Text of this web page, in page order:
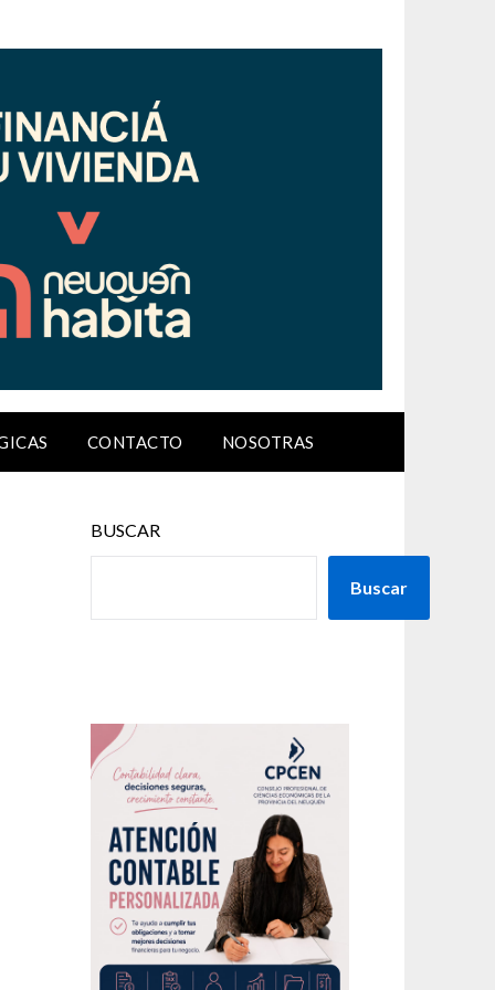
CONTACTO NOSOTRAS
BUSCAR
Buscar